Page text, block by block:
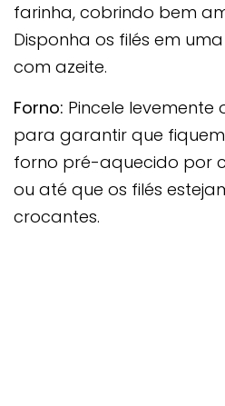
farinha, cobrindo bem
Disponha os filés em
com azeite.
Forno: Pincele levemente
para garantir que
forno pré-aquecido por
ou até que os filés
crocantes.